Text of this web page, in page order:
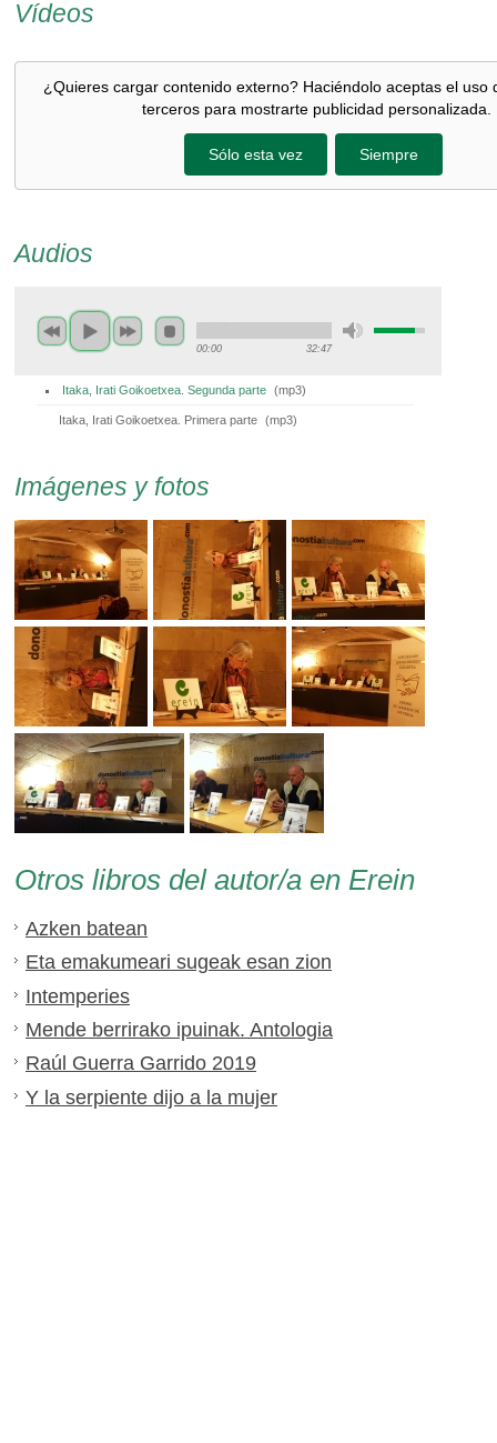
Vídeos
¿Quieres cargar contenido externo? Haciéndolo aceptas el uso
terceros para mostrarte publicidad personalizada.
Sólo esta vez Siempre
Audios
00:00 32:47
Itaka, Irati Goikoetxea. Segunda parte (mp3)
Itaka, Irati Goikoetxea. Primera parte (mp3)
Imágenes y fotos
Otros libros del autor/a en Erein
Azken batean
Eta emakumeari sugeak esan zion
Intemperies
Mende berrirako ipuinak. Antologia
Raúl Guerra Garrido 2019
Y la serpiente dijo a la mujer